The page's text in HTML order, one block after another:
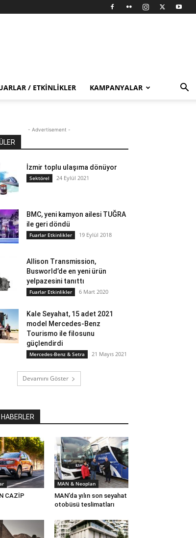
/ ETKINLIKLER KAMPANYALAR
- Advertisement -
İzmir toplu ulaşıma dönüyor
Sektörel 24 Eylül 2021
BMC, yeni kamyon ailesi TUĞRA
ile geri döndü
Fuarlar Etkinlikler 19 Eylül 2018
Allison Transmission,
Busworld’de en yeni ürün
yelpazesini tanıttı
Fuarlar Etkinlikler 6 Mart 2020
Kale Seyahat, 15 adet 2021
model Mercedes-Benz
Tourismo ile filosunu
güçlendirdi
Mercedes-Benz & Setra 21 Mayıs 2021
Devamını Göster
HABERLER
CAZİP
MAN & Neoplan
MAN’da yılın son seyahat
otobüsü teslimatları